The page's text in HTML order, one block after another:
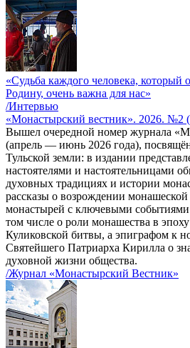
«Судьба каждого человека, который
Родину, очень важна для нас»
/Интервью
«Монастырский вестник». 2026. №2
Вышел очередной номер журнала
(апрель — июнь 2026 года),
Тульской земли: в издании
настоятелями и настоятельницами
духовных традициях и истории
рассказы о возрождении
монастырей с ключевыми
том числе о роли монашества в
Куликовской битвы, а эпиграфом к
Святейшего Патриарха Кирилла о
духовной жизни общества.
/Журнал «Монастырский Вестник»